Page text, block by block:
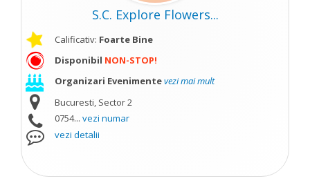
S.C. Explore Flowers...
Calificativ: Foarte Bine
Disponibil NON-STOP!
Organizari Evenimentevezi mai mult
Bucuresti, Sector 2
0754... vezi numar
vezi detalii